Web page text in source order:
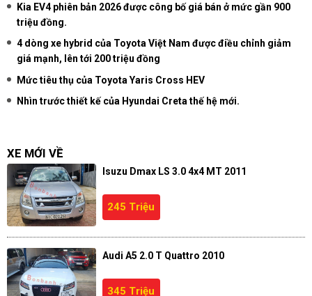
Kia EV4 phiên bản 2026 được công bố giá bán ở mức gần 900
triệu đồng.
4 dòng xe hybrid của Toyota Việt Nam được điều chỉnh giảm
giá mạnh, lên tới 200 triệu đồng
Mức tiêu thụ của Toyota Yaris Cross HEV
Nhìn trước thiết kế của Hyundai Creta thế hệ mới.
XE MỚI VỀ
Isuzu Dmax LS 3.0 4x4 MT 2011
245 Triệu
Audi A5 2.0 T Quattro 2010
345 Triệu